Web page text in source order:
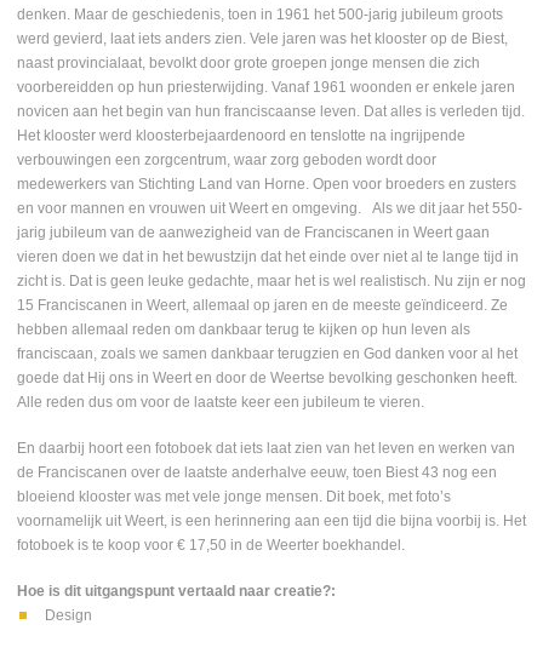
denken. Maar de geschiedenis, toen in 1961 het 500-jarig jubileum groots
werd gevierd, laat iets anders zien. Vele jaren was het klooster op de Biest,
naast provincialaat, bevolkt door grote groepen jonge mensen die zich
voorbereidden op hun priesterwijding. Vanaf 1961 woonden er enkele jaren
novicen aan het begin van hun franciscaanse leven. Dat alles is verleden tijd.
Het klooster werd kloosterbejaardenoord en tenslotte na ingrijpende
verbouwingen een zorgcentrum, waar zorg geboden wordt door
medewerkers van Stichting Land van Horne. Open voor broeders en zusters
en voor mannen en vrouwen uit Weert en omgeving. Als we dit jaar het 550-
jarig jubileum van de aanwezigheid van de Franciscanen in Weert gaan
vieren doen we dat in het bewustzijn dat het einde over niet al te lange tijd in
zicht is. Dat is geen leuke gedachte, maar het is wel realistisch. Nu zijn er nog
15 Franciscanen in Weert, allemaal op jaren en de meeste geïndiceerd. Ze
hebben allemaal reden om dankbaar terug te kijken op hun leven als
franciscaan, zoals we samen dankbaar terugzien en God danken voor al het
goede dat Hij ons in Weert en door de Weertse bevolking geschonken heeft.
Alle reden dus om voor de laatste keer een jubileum te vieren.
En daarbij hoort een fotoboek dat iets laat zien van het leven en werken van
de Franciscanen over de laatste anderhalve eeuw, toen Biest 43 nog een
bloeiend klooster was met vele jonge mensen. Dit boek, met foto’s
voornamelijk uit Weert, is een herinnering aan een tijd die bijna voorbij is. Het
fotoboek is te koop voor € 17,50 in de Weerter boekhandel.
Hoe is dit uitgangspunt vertaald naar creatie?:
Design